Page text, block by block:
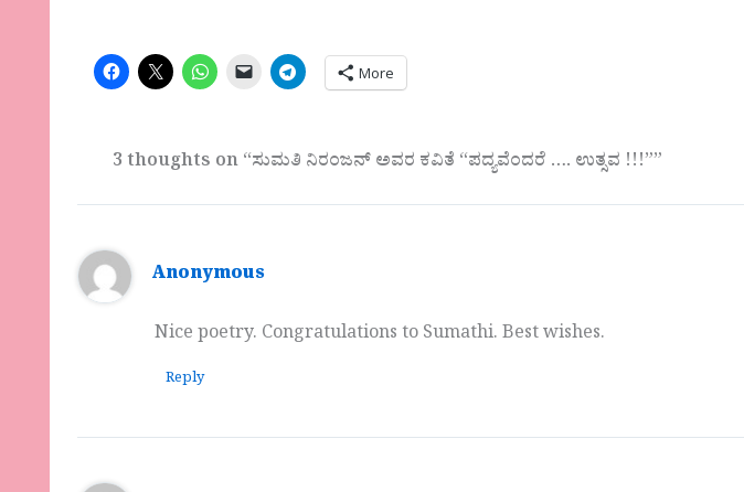
More
3 thoughts on “ಸುಮತಿ ನಿರಂಜನ್‌ ಅವರ ಕವಿತೆ “ಪದ್ಯವೆಂದರೆ …. ಉತ್ಸವ !!!””
Anonymous
Nice poetry. Congratulations to Sumathi. Best wishes.
Reply